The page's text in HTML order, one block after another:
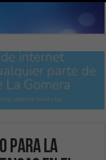
para la